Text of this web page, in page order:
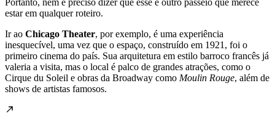
Portanto, nem é preciso dizer que esse é outro passeio que merece
estar em qualquer roteiro.
Ir ao Chicago Theater, por exemplo, é uma experiência
inesquecível, uma vez que o espaço, construído em 1921, foi o
primeiro cinema do país. Sua arquitetura em estilo barroco francês já
valeria a visita, mas o local é palco de grandes atrações, como o
Cirque du Soleil e obras da Broadway como Moulin Rouge, além de
shows de artistas famosos.